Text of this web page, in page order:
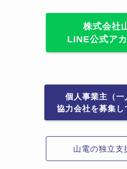
株式会社
LINE公式ア
個人事業主（一
協力会社を募集し
山電の独立支